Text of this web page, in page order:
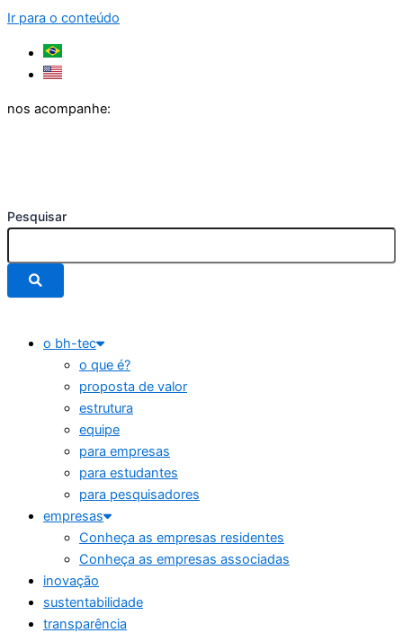
Ir para o conteúdo
nos acompanhe:
Pesquisar
o bh-tec
o que é?
proposta de valor
estrutura
equipe
para empresas
para estudantes
para pesquisadores
empresas
Conheça as empresas residentes
Conheça as empresas associadas
inovação
sustentabilidade
transparência